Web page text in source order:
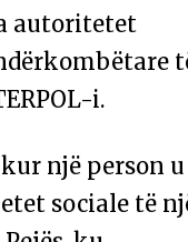
autoritetet
i.
një person u
sociale të